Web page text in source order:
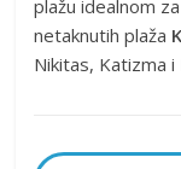
plažu idealnom
netaknutih plaža
Nikitas, Katizma